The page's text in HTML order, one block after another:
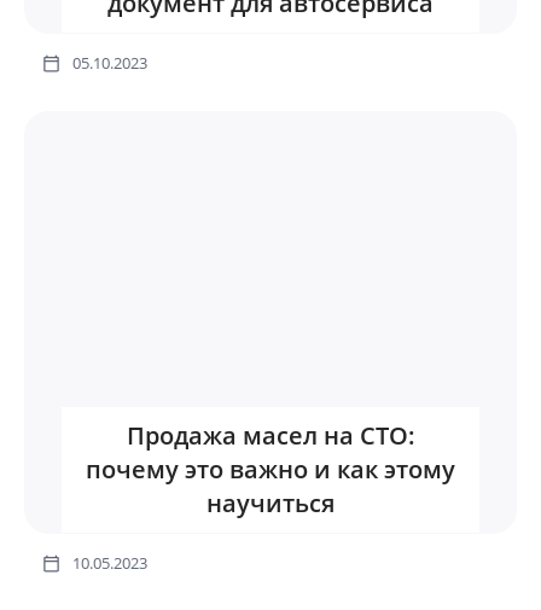
05.10.2023
Продажа масел на СТО:
почему это важно и как этому
научиться
10.05.2023